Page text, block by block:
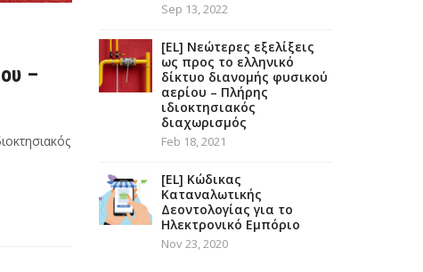
–
Sep 13, 2022
[EL] Νεώτερες εξελίξεις
ως προς το ελληνικό
δίκτυο διανομής φυσικού
αερίου – Πλήρης
ιδιοκτησιακός
διαχωρισμός
Feb 18, 2021
[EL] Κώδικας
Καταναλωτικής
Δεοντολογίας για το
Ηλεκτρονικό Εμπόριο
Nov 23, 2020